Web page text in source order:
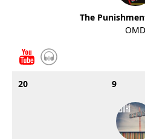
The
OMD
20 9